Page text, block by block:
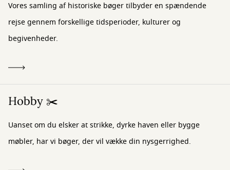
Vores samling af historiske bøger tilbyder en spændende
rejse gennem forskellige tidsperioder, kulturer og
begivenheder.
Hobby ✂️
Uanset om du elsker at strikke, dyrke haven eller bygge
møbler, har vi bøger, der vil vække din nysgerrighed.